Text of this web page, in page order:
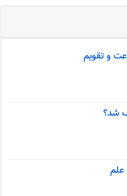
و تقویم
شد؟
علم